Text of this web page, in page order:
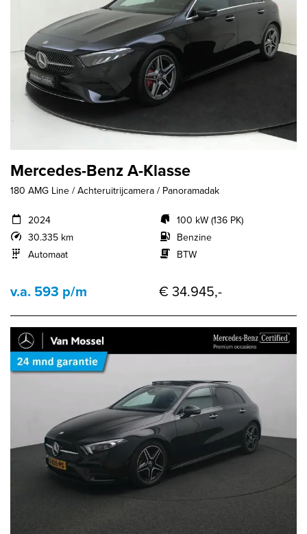
Mercedes-Benz A-Klasse
180 AMG Line / Achteruitrijcamera / Panoramadak
2024
30.335 km
Automaat
100 kW (136 PK)
Benzine
BTW
v.a. 593 p/m € 34.945,-